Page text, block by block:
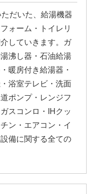
だいた、給湯機器
ォーム・トイレリ
していきます。ガ
沸し器・石油給湯
暖房付き給湯器・
浴室テレビ・洗面
ポンプ・レンジフ
スコンロ・IHクッ
ン・エアコン・イ
備に関する全ての